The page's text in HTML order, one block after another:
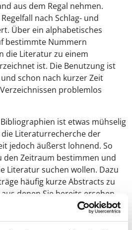
aus dem Regal nehmen.
nach Schlag- und
Über ein alphabetisches
bestimmte Nummern
die Literatur zu einem
ist. Die Benutzung ist
schon nach kurzer Zeit
problemlos
ist etwas mühselig
Literaturrecherche der
jedoch äußerst lohnend. So
den Zeitraum bestimmen und
Literatur suchen wollen. Dazu
häufig kurze Abstracts zu
denen Sie bereits ersehen
für Ihre Bachelorarbeit oder